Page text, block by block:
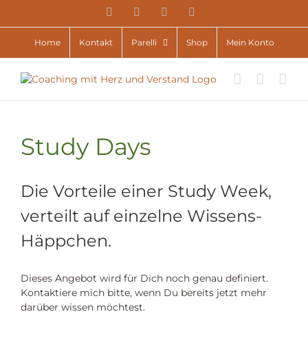
YouTubeFacebookInstagram
Home Kontakt Parelli Shop Mein Konto
Study Days
Die Vorteile einer Study Week,
verteilt auf einzelne Wissens-
Häppchen.
Dieses Angebot wird für Dich noch genau definiert.
Kontaktiere mich bitte, wenn Du bereits jetzt mehr
darüber wissen möchtest.